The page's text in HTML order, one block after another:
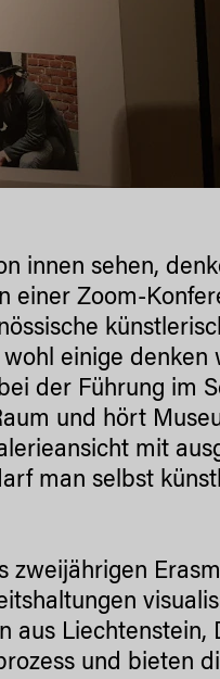
innen sehen,
einer Zoom-
einige
der Führung im
und hört
mit
man selbst
aus Liechtenstein,
und bieten